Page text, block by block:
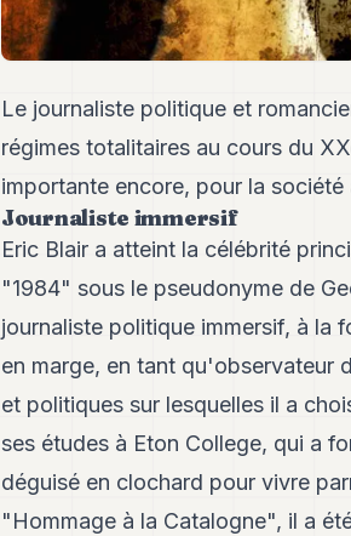
Le journaliste politique et
régimes totalitaires au cours du
importante encore, pour la société
Journaliste immersif
Eric Blair a atteint la célébrité
"1984" sous le pseudonyme de
journaliste politique immersif, à la
en marge, en tant qu'observateur
et politiques sur lesquelles il a
ses études à Eton College, qui a
déguisé en clochard pour vivre
"Hommage à la Catalogne", il a